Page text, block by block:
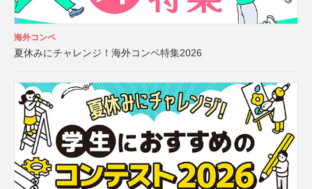
海外コンペ
夏休みにチャレンジ！海外コンペ特集2026